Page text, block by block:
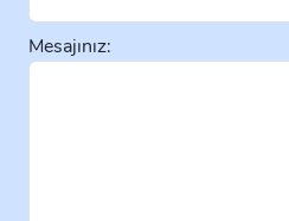
Mesajınız: